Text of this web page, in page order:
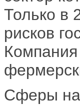
Только в
рисков
Сферы